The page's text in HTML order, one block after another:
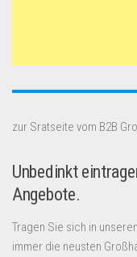
zur Sratseite vom B2B
Unbedinkt
Angebote.
Tragen Sie sich in
immer die neusten